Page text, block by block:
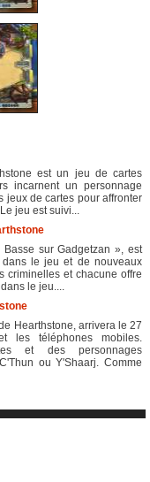
est un jeu de cartes
incarnent un personnage
jeux de cartes pour affronter
jeu est suivi...
sur Gadgetzan », est
le jeu et de nouveaux
criminelles et chacune offre
le jeu....
Hearthstone, arrivera le 27
les téléphones mobiles.
et des personnages
ou Y'Shaarj. Comme